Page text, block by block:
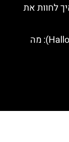
לחוות את
ברצלונה בהאלווין (Halloween In Barcelona): מה